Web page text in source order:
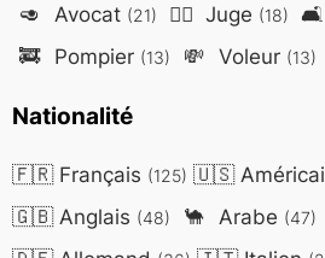
🥑 Avocat (21) 👨‍⚖️ Juge (18) 🛋️
🚒 Pompier (13) 💸 Voleur (13)
Nationalité
🇫🇷Français (125) 🇺🇸
🇬🇧Anglais (48) 🐪 Arabe (47)